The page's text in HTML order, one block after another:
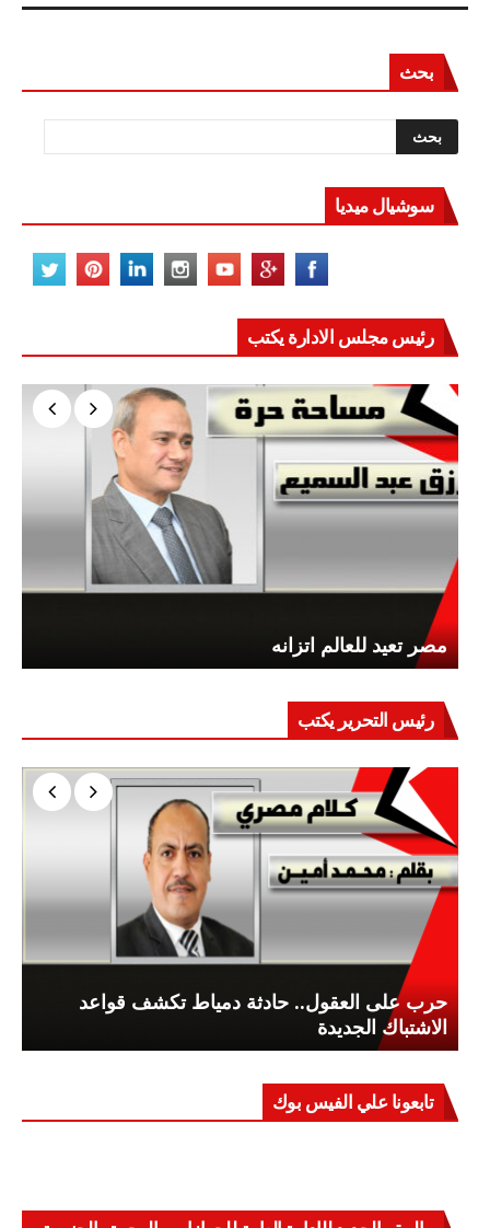
مدبولي
اجتماع
الحكومة
غدا
بحث
سوشيال ميديا
رئيس مجلس الادارة يكتب
مصر تعيد للعالم اتزانه
رئيس التحرير يكتب
حرب على العقول.. حادثة دمياط تكشف قواعد
الاشتباك الجديدة
تابعونا علي الفيس بوك